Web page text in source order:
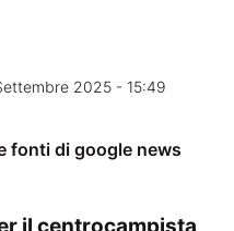
2025 - 15:49
fonti di google news